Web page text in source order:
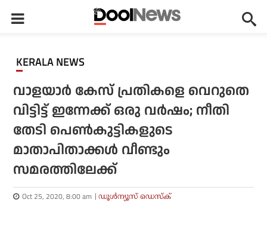
KERALA NEWS
വാളയാര്‍ കേസ് പ്രതികളെ വെറുതെ
വിട്ടിട്ട് ഇന്നേക്ക് ഒരു വര്‍ഷം; നീതി
തേടി പെണ്‍കുട്ടികളുടെ
മാതാപിതാക്കള്‍ വീണ്ടും
സമരത്തിലേക്ക്
Oct 25, 2020, 8:00 am ഡൂള്‍ന്യൂസ് ഡെസ്‌ക്